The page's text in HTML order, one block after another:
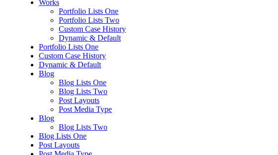
Works
Portfolio Lists One
Portfolio Lists Two
Custom Case History
Dynamic & Default
Portfolio Lists One
Custom Case History
Dynamic & Default
Blog
Blog Lists One
Blog Lists Two
Post Layouts
Post Media Type
Blog
Blog Lists Two
Blog Lists One
Post Layouts